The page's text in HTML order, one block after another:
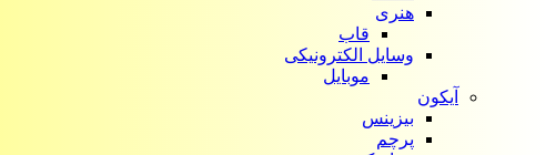
هنری
قاب
وسایل الکترونیکی
موبایل
آیکون‌
بیزینس
پرچم